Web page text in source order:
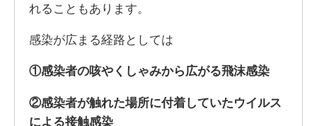
れることもあります。
感染が広まる経路としては
①感染者の咳やくしゃみから広がる飛沫感染
②感染者が触れた場所に付着していたウイルス
による接触感染